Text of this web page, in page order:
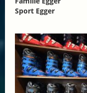
Sport Egger